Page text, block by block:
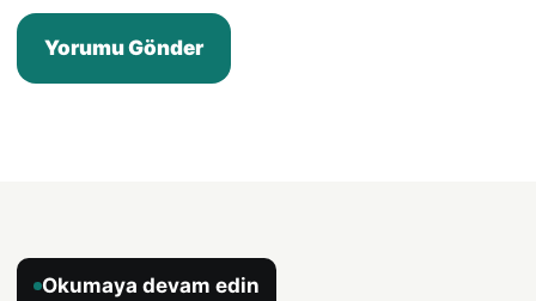
Okumaya devam edin